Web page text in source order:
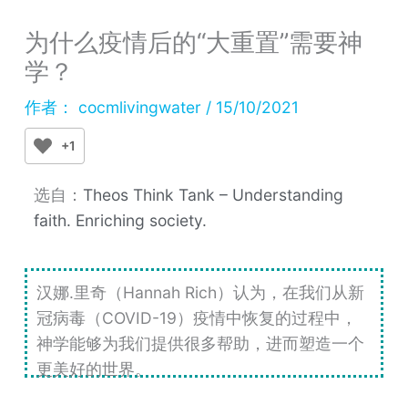
为什么疫情后的“大重置”需要神
学？
作者： cocmlivingwater / 15/10/2021
+1
选自： Theos Think Tank – Understanding
faith. Enriching society.
汉娜.里奇（Hannah Rich）认为，在我们从新
冠病毒（COVID-19） 疫情中恢复的过程中，
神学能够为我们提供很多帮助，进而塑造一个
更美好的世界。